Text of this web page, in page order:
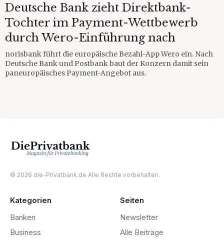
Deutsche Bank zieht Direktbank-
Tochter im Payment-Wettbewerb
durch Wero-Einführung nach
norisbank führt die europäische Bezahl-App Wero ein. Nach
Deutsche Bank und Postbank baut der Konzern damit sein
paneuropäisches Payment-Angebot aus.
© 2026 die-Privatbank.de Alle Rechte vorbehalten.
Kategorien
Banken
Business
Seiten
Newsletter
Alle Beiträge